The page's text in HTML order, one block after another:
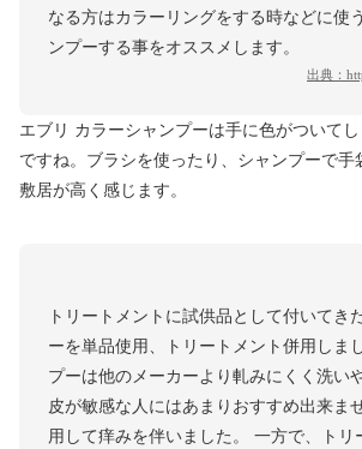
なる方はカラーリングをする時などに使
ンプーする事をオススメします。
出典：
エブリ カラーシャンプーは手に色がついて
ですね。ブラシを使ったり、シャンプーで手
敷居が高く感じます。
トリートメントに試供品として付いてき
ーを単品使用、トリートメント併用しま
プーは他のメーカーより軋みにくく洗い
皮が敏感な人にはあまりおすすめ出来ま
用して痒みを伴いました。 一方で、トリ